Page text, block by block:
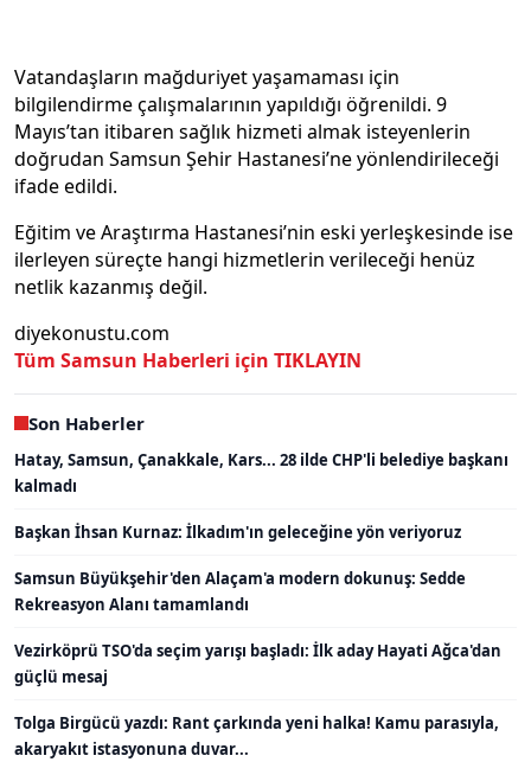
Vatandaşların mağduriyet yaşamaması için
bilgilendirme çalışmalarının yapıldığı öğrenildi. 9
Mayıs’tan itibaren sağlık hizmeti almak isteyenlerin
doğrudan Samsun Şehir Hastanesi’ne yönlendirileceği
ifade edildi.
Eğitim ve Araştırma Hastanesi’nin eski yerleşkesinde ise
ilerleyen süreçte hangi hizmetlerin verileceği henüz
netlik kazanmış değil.
diyekonustu.com
Tüm Samsun Haberleri için TIKLAYIN
Son Haberler
Hatay, Samsun, Çanakkale, Kars... 28 ilde CHP'li belediye başkanı
kalmadı
Başkan İhsan Kurnaz: İlkadım'ın geleceğine yön veriyoruz
Samsun Büyükşehir'den Alaçam'a modern dokunuş: Sedde
Rekreasyon Alanı tamamlandı
Vezirköprü TSO'da seçim yarışı başladı: İlk aday Hayati Ağca'dan
güçlü mesaj
Tolga Birgücü yazdı: Rant çarkında yeni halka! Kamu parasıyla,
akaryakıt istasyonuna duvar...